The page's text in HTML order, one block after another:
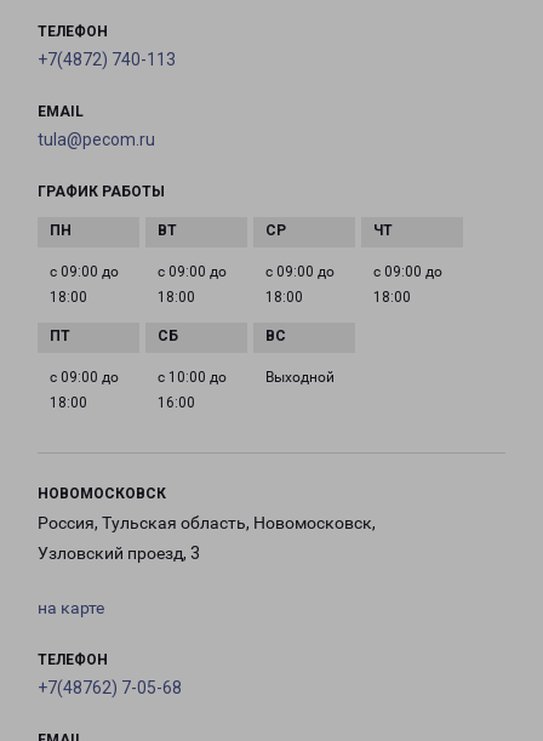
ТЕЛЕФОН
+7(4872) 740-113
EMAIL
tula@pecom.ru
ГРАФИК РАБОТЫ
с 09:00 до
18:00
с 09:00 до
18:00
с 09:00 до
18:00
с 09:00 до
18:00
с 09:00 до
18:00
с 10:00 до
16:00
Выходной
НОВОМОСКОВСК
Россия, Тульская область, Новомосковск,
Узловский проезд, 3
на карте
ТЕЛЕФОН
+7(48762) 7-05-68